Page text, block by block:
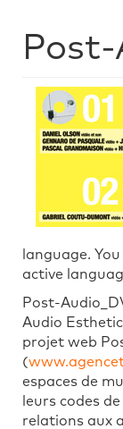
language.
active
Post-
Audio
projet web
(
espaces de
leurs codes
relations aux